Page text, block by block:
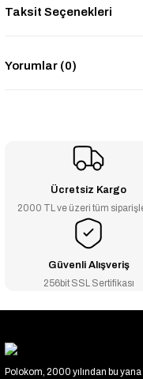
Taksit Seçenekleri
Yorumlar (0)
Ücretsiz Kargo
2000 TL ve üzeri tüm
Güvenli Alışveriş
256bit SSL Sertifikası
Polokom, 2000 yılından bu